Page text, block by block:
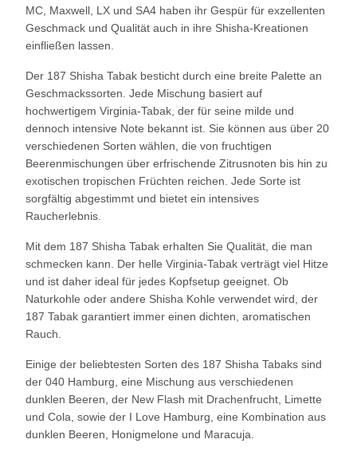
MC, Maxwell, LX und SA4 haben ihr Gespür für exzellenten
Geschmack und Qualität auch in ihre Shisha-Kreationen
einfließen lassen.
Der 187 Shisha Tabak besticht durch eine breite Palette an
Geschmackssorten. Jede Mischung basiert auf
hochwertigem Virginia-Tabak, der für seine milde und
dennoch intensive Note bekannt ist. Sie können aus über 20
verschiedenen Sorten wählen, die von fruchtigen
Beerenmischungen über erfrischende Zitrusnoten bis hin zu
exotischen tropischen Früchten reichen. Jede Sorte ist
sorgfältig abgestimmt und bietet ein intensives
Raucherlebnis.
Mit dem 187 Shisha Tabak erhalten Sie Qualität, die man
schmecken kann. Der helle Virginia-Tabak verträgt viel Hitze
und ist daher ideal für jedes Kopfsetup geeignet. Ob
Naturkohle oder andere Shisha Kohle verwendet wird, der
187 Tabak garantiert immer einen dichten, aromatischen
Rauch.
Einige der beliebtesten Sorten des 187 Shisha Tabaks sind
der 040 Hamburg, eine Mischung aus verschiedenen
dunklen Beeren, der New Flash mit Drachenfrucht, Limette
und Cola, sowie der I Love Hamburg, eine Kombination aus
dunklen Beeren, Honigmelone und Maracuja.